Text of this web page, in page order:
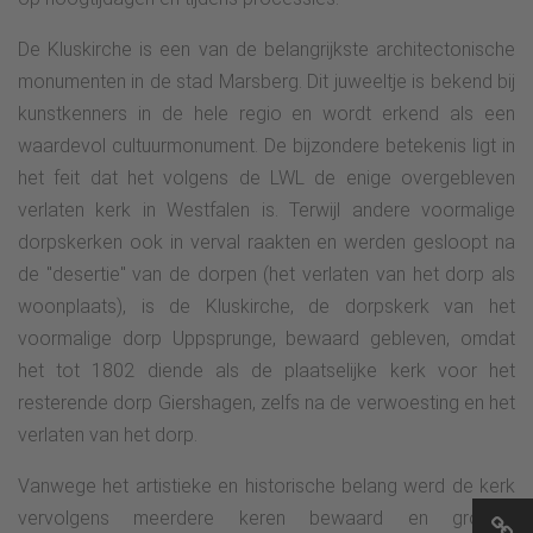
De Kluskirche is een van de belangrijkste architectonische
monumenten in de stad Marsberg. Dit juweeltje is bekend bij
kunstkenners in de hele regio en wordt erkend als een
waardevol cultuurmonument. De bijzondere betekenis ligt in
het feit dat het volgens de LWL de enige overgebleven
verlaten kerk in Westfalen is. Terwijl andere voormalige
dorpskerken ook in verval raakten en werden gesloopt na
de "desertie" van de dorpen (het verlaten van het dorp als
woonplaats), is de Kluskirche, de dorpskerk van het
voormalige dorp Uppsprunge, bewaard gebleven, omdat
het tot 1802 diende als de plaatselijke kerk voor het
resterende dorp Giershagen, zelfs na de verwoesting en het
verlaten van het dorp.
Vanwege het artistieke en historische belang werd de kerk
vervolgens meerdere keren bewaard en grondig